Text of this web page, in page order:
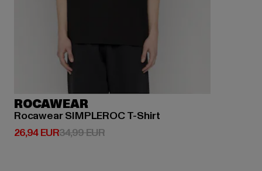
ROCAWEAR
Rocawear SIMPLEROC T-Shirt
26,94 EUR
Derzeitiger Preis: 26,94 EUR
34,99 EURAktionspreis: 34,99 EUR